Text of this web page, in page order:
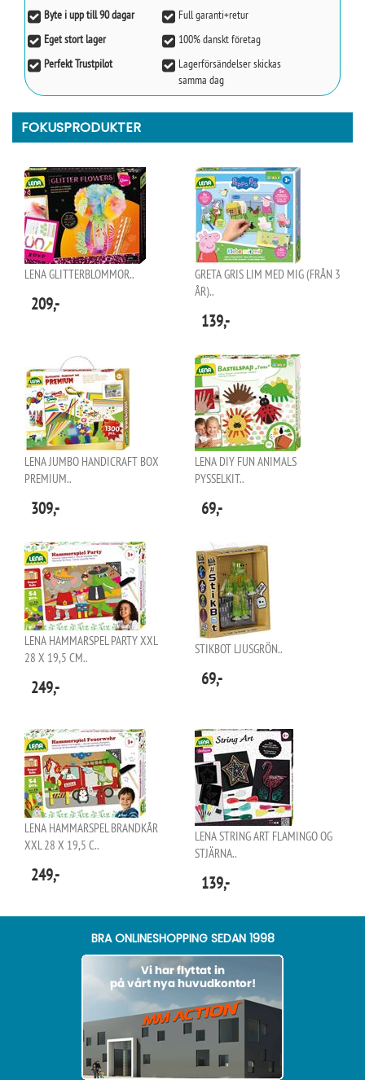
Byte i upp till 90 dagar
Full garanti+retur
Eget stort lager
100% danskt företag
Perfekt Trustpilot
Lagerförsändelser skickas
samma dag
FOKUSPRODUKTER
LENA GLITTERBLOMMOR..
209,-
GRETA GRIS LIM MED MIG (FRÅN 3
ÅR)..
139,-
LENA JUMBO HANDICRAFT BOX
PREMIUM..
309,-
LENA DIY FUN ANIMALS
PYSSELKIT..
69,-
LENA HAMMARSPEL PARTY XXL
28 X 19,5 CM..
249,-
STIKBOT LJUSGRÖN..
69,-
LENA HAMMARSPEL BRANDKÅR
XXL 28 X 19,5 C..
249,-
LENA STRING ART FLAMINGO OG
STJÄRNA..
139,-
BRA ONLINESHOPPING SEDAN 1998